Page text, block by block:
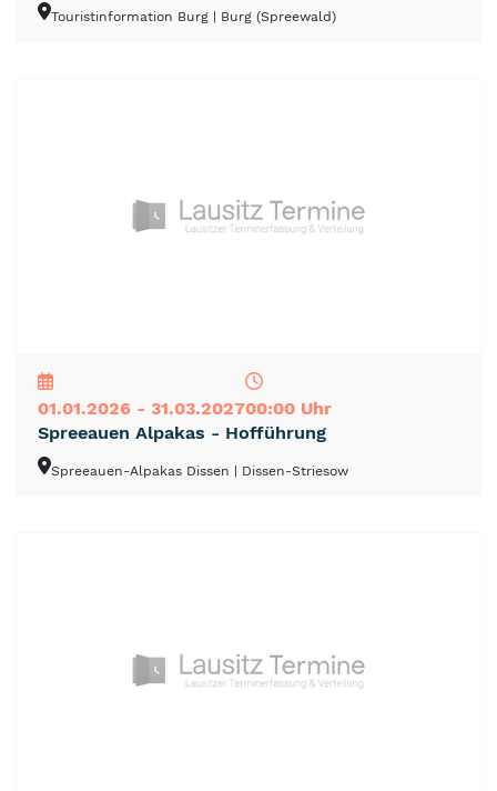
Touristinformation Burg | Burg (Spreewald)
01.01.2026 - 31.03.202700:00 Uhr
Spreeauen Alpakas - Hofführung
Spreeauen-Alpakas Dissen | Dissen-Striesow